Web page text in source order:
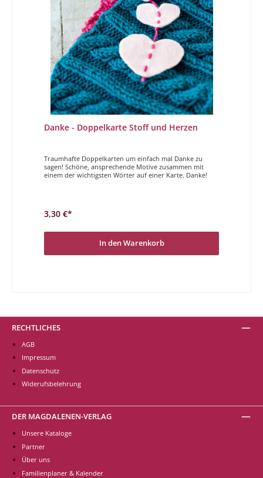
Danke - Doppelkarte Stoff und Herzen
Traumhafte Doppelkarten um einfach mal Danke zu
sagen! Schöne, ansprechende Motive zusammen mit
einem der wichtigsten Wörter auf einer Karte. Danke!
3,30 €*
In den Warenkorb
RECHTLICHES
AGB
Impressum
Datenschutz
Widerufsbelehrung
DER MAGDALENEN-VERLAG
Unsere Kataloge
Partner
Über uns
Familienplaner & Kalender